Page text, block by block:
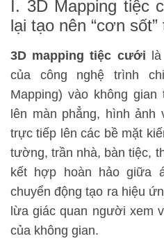
I. 3D Mapping tiệc
lại tạo nên “cơn
3D mapping tiệc cưới
của công nghệ trình
Mapping) vào không
lên màn phẳng, hình ảnh
trực tiếp lên các bề mặt
tường, trần nhà, bàn tiệc,
kết hợp hoàn hảo giữa
chuyển động tạo ra hiệu
lừa giác quan người xem
của không gian.